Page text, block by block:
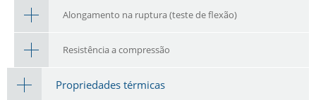
Alongamento na ruptura (teste de flexão)
Resistência a compressão
Propriedades térmicas